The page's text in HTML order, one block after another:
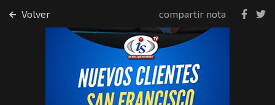
Volver compartir nota